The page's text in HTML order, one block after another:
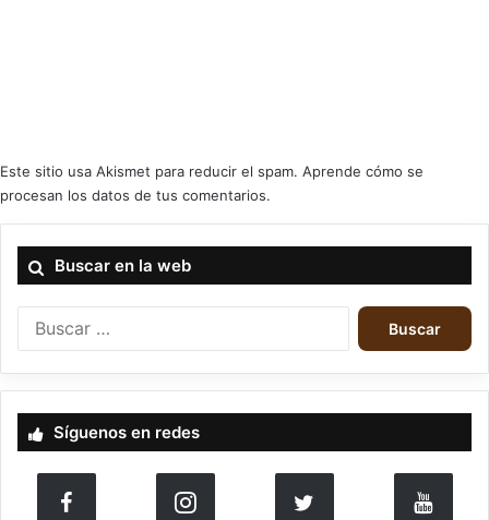
“Becoming the Cure” es un EP feroz donde HELIX NOIRE descargan
death metal moderno, crudo y constante, basado en dobles pedales
incisivos, guitarras densas y unos guturales que no dan tregua.
Cinco temas intensos, uniformes y directos, con momentos
melódicos puntuales y una producción áspera que potencia su
carácter desgarrador.
Helix Noire
Este sitio usa Akismet para reducir el spam. Aprende cómo se
procesan los datos de tus comentarios.
Buscar en la web
Buscar:
Síguenos en redes